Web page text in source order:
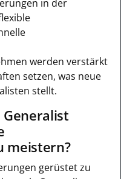
in der
werden verstärkt
setzen, was neue
stellt.
meistern?
gerüstet zu